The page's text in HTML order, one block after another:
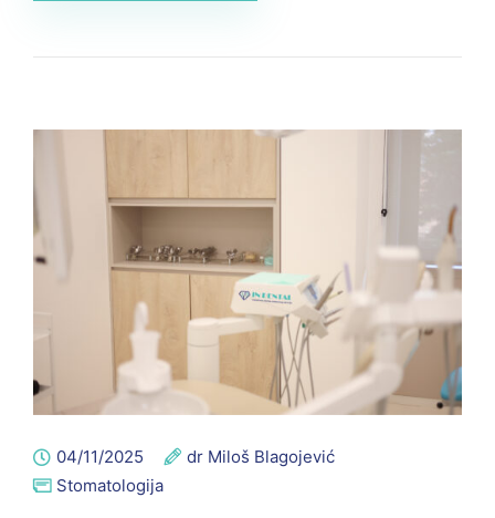
04/11/2025
dr Miloš Blagojević
Stomatologija